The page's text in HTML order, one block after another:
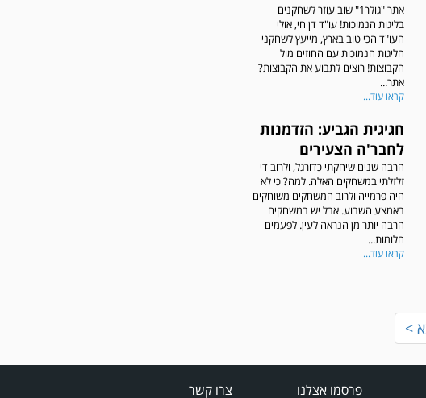
אתר "גולר1" שוב עוזר לשחקנים
בליגות הנמוכות! עו"ד דן חי, אולי
העו"ד הכי טוב בארץ, מייעץ לשחקני
הליגות הנמוכות עם החוזים מול
הקבוצות! רוצים לתבוע את הקבוצות?
אתר...
קראו עוד...
חגיגית הגביע: הזדמנות
לחבר'ה הצעירים
הרבה שנים שיחקתי כדורגל, ולרוב די
זלזלתי במשחקים האלה. למה? כי לא
היה פרמייה ולרוב המשחקים משוחקים
באמצע השבוע. אבל יש במשחקים
הרבה יותר מן הנראה לעין. לפעמים
חלומות...
קראו עוד...
>
פרסמו אצלנו צרו קשר